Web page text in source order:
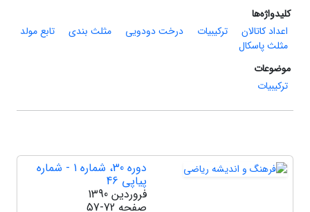
کلیدواژه‌ها
اعداد کاتالان
ترکیبیات درخت دودویی مثلث بندی
تابع مولد
مثلث پاسکال
موضوعات
ترکیبیات
دوره 30، شماره 1 - شماره
پیاپی 46
فروردین 1390
صفحه 57-72